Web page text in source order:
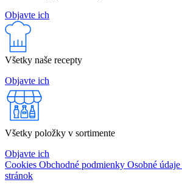
Objavte ich
Všetky naše recepty
Objavte ich
Všetky položky v sortimente
Objavte ich
Cookies Obchodné podmienky Osobné údaje
stránok